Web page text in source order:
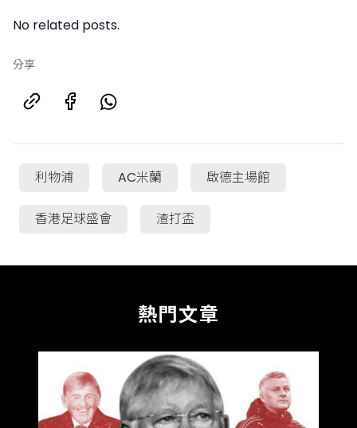
No related posts.
分享
利物浦 AC米蘭 啟德主場館
香港足球盛會 渣打盃
熱門文章